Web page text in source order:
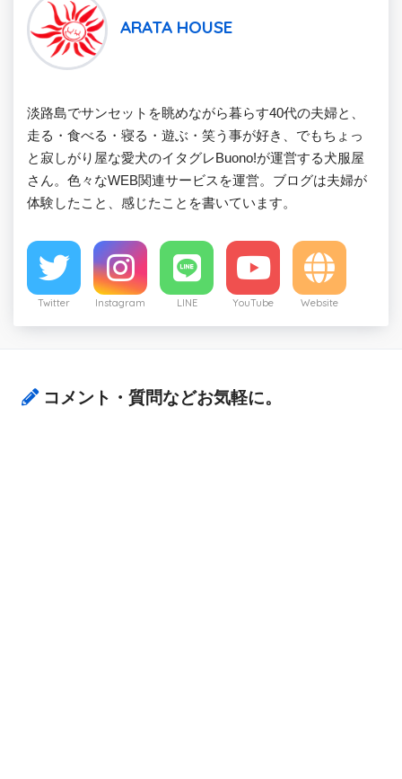
ARATA HOUSE
淡路島でサンセットを眺めながら暮らす40代の夫婦と、
走る・食べる・寝る・遊ぶ・笑う事が好き、でもちょっ
と寂しがり屋な愛犬のイタグレBuono!が運営する犬服屋
さん。色々なWEB関連サービスを運営。ブログは夫婦が
体験したこと、感じたことを書いています。
Twitter Instagram LINE YouTube Website
コメント・質問などお気軽に。